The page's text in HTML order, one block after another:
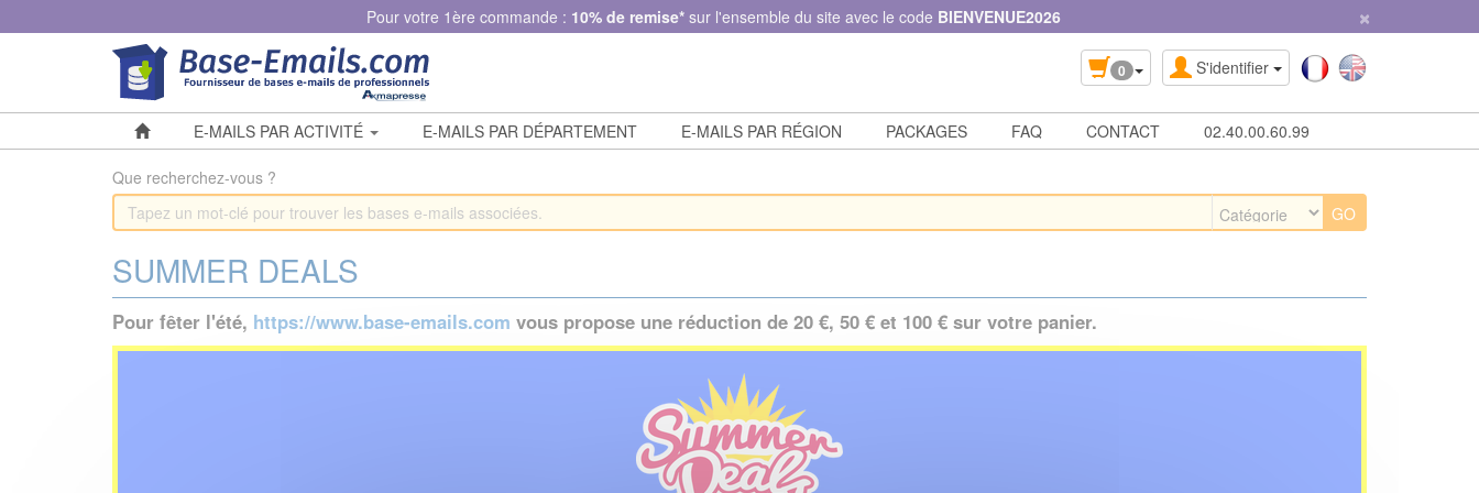
Pour votre 1ère commande : 10% de remise* sur l'ensemble du site avec le code BIENVENUE2026 ×
S'identifier
0
E-MAILS PAR ACTIVITÉ E-MAILS PAR DÉPARTEMENT E-MAILS PAR RÉGION PACKAGES FAQ CONTACT 02.40.00.60.99
Que recherchez-vous ?
SUMMER DEALS
Pour fêter l'été, https://www.base-emails.com vous propose une réduction de 20 €, 50 € et 100 € sur votre panier.